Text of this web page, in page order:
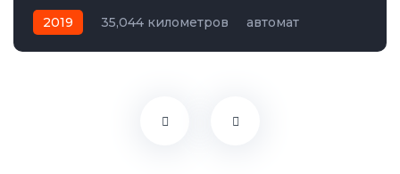
2019 35,044 километров
автомат